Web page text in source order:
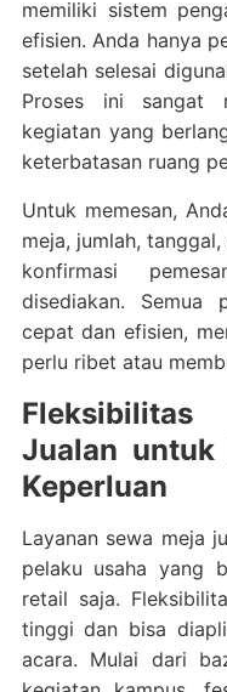
memiliki sistem
efisien. Anda hanya
setelah selesai
Proses ini sangat
kegiatan yang
keterbatasan ruang
Untuk memesan,
meja, jumlah,
konfirmasi
disediakan. Semua
cepat dan efisien,
perlu ribet atau
Jualan untuk
Keperluan
Layanan sewa meja
pelaku usaha yang
retail saja.
tinggi dan bisa
acara. Mulai dari